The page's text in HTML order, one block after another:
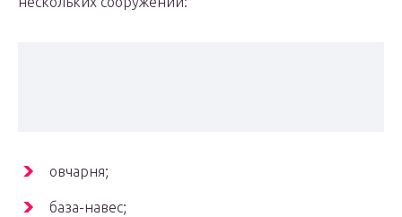
овчарня;
база-навес;